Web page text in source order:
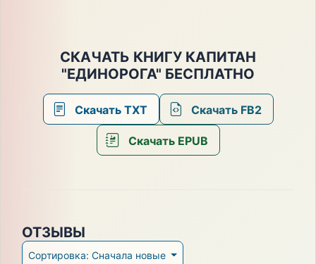
СКАЧАТЬ КНИГУ КАПИТАН
"ЕДИНОРОГА" БЕСПЛАТНО
Скачать TXT Скачать FB2
Скачать EPUB
ОТЗЫВЫ
Сортировка: Сначала новые